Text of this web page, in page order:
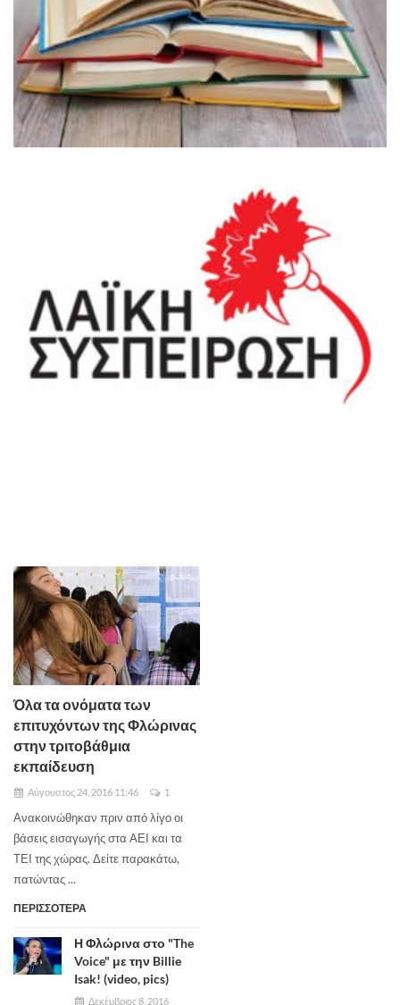
Όλα τα ονόματα των
επιτυχόντων της Φλώρινας
στην τριτοβάθμια
εκπαίδευση
Αύγουστος 24, 2016 11:46 1
Ανακοινώθηκαν πριν από λίγο οι
βάσεις εισαγωγής στα ΑΕΙ και τα
ΤΕΙ της χώρας. Δείτε παρακάτω,
πατώντας ...
ΠΕΡΙΣΣΟΤΕΡΑ
Η Φλώρινα στο "The
Voice" με την Billie
Isak! (video, pics)
Δεκέμβριος 8, 2016